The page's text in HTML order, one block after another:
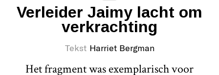
Verleider Jaimy lacht om
verkrachting
Tekst Harriet Bergman
Het fragment was exemplarisch voor